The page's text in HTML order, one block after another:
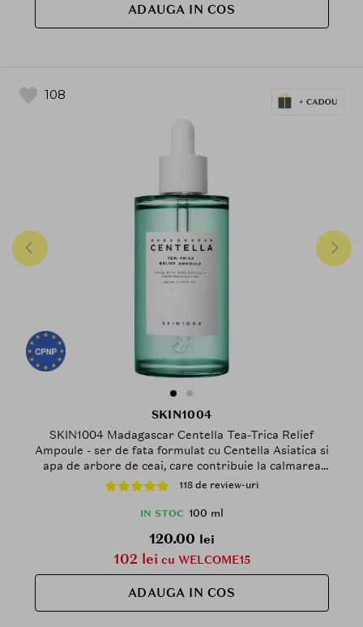
ADAUGA IN COS
108
SKIN1004
SKIN1004 Madagascar Centella Tea-Trica Relief
Ampoule - ser de fata formulat cu Centella Asiatica si
apa de arbore de ceai, care contribuie la calmarea
pielii iritate si la combaterea bacteriilor care
provoaca acnee - 100 ml
118 de review-uri
IN STOC 100 ml
120.00 lei
102 lei cu WELCOME15
ADAUGA IN COS